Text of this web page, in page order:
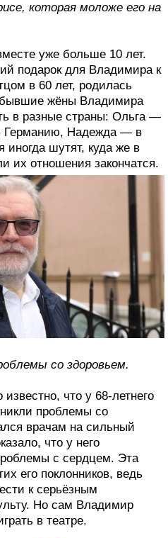
которая моложе его на
уже больше 10 лет.
подарок для Владимира к
в 60 лет, родилась
бывшие жёны Владимира
в разные страны: Ольга —
Германию, Надежда — в
иногда шутят, куда же в
их отношения закончатся.
со здоровьем.
что у 68-летнего
проблемы со
врачам на сильный
что у него
с сердцем. Эта
его поклонников, ведь
к серьёзным
Но сам Владимир
в театре.